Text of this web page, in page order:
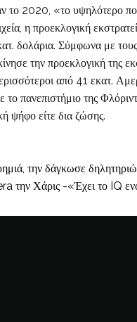
2020, «το υψηλότερο
η προεκλογική
δολάρια. Σύμφωνα με
την προεκλογική της
από 41 εκατ.
πανεπιστήμιο της
ψήφο είτε δια ζώσης.
την δάγκωσε
την Χάρις -«Έχει το IQ